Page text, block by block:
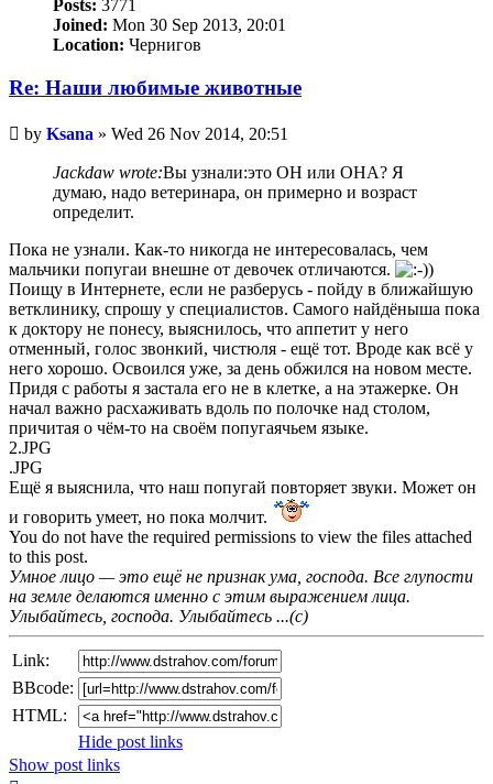
Posts: 3771
Joined: Mon 30 Sep 2013, 20:01
Location: Чернигов
Re: Наши любимые животные
Unread
post
by Ksana » Wed 26 Nov 2014, 20:51
Jackdaw wrote:Вы узнали:это ОН или ОНА? Я
думаю, надо ветеринара, он примерно и возраст
определит.
Пока не узнали. Как-то никогда не интересовалась, чем
мальчики попугаи внешне от девочек отличаются.
Поищу в Интернете, если не разберусь - пойду в ближайшую
ветклинику, спрошу у специалистов. Самого найдёныша пока
к доктору не понесу, выяснилось, что аппетит у него
отменный, голос звонкий, чистюля - ещё тот. Вроде как всё у
него хорошо. Освоился уже, за день обжился на новом месте.
Придя с работы я застала его не в клетке, а на этажерке. Он
начал важно расхаживать вдоль по полочке над столом,
причитая о чём-то на своём попугаячьем языке.
2.JPG
.JPG
Ещё я выяснила, что наш попугай повторяет звуки. Может он
и говорить умеет, но пока молчит.
You do not have the required permissions to view the files attached
to this post.
Умное лицо — это ещё не признак ума, господа. Все глупости
на земле делаются именно с этим выражением лица.
Улыбайтесь, господа. Улыбайтесь ...(с)
Link:
BBcode:
HTML:
Hide post links
Show post links